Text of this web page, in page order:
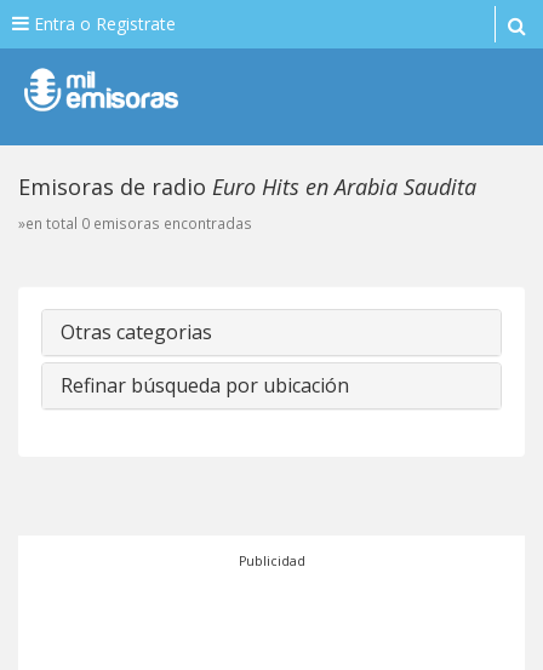
Entra o Registrate
Emisoras de radio Euro Hits en Arabia Saudita
»en total 0 emisoras encontradas
Otras categorias
Refinar búsqueda por ubicación
Publicidad